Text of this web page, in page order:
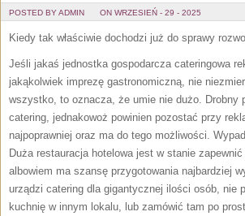
POSTED BY ADMIN ON WRZESIEŃ - 29 - 2025
Kiedy tak właściwie dochodzi już do sprawy
Jeśli jakaś jednostka gospodarcza cateringowa
jakąkolwiek imprezę gastronomiczną, nie
wszystko, to oznacza, że umie nie dużo.
catering, jednakowoż powinien pozostać przy
najpoprawniej oraz ma do tego możliwości.
Duża restauracja hotelowa jest w stanie
albowiem ma szansę przygotowania najbardziej
urządzi catering dla gigantycznej ilości osób, nie
kuchnię w innym lokalu, lub zamówić tam po